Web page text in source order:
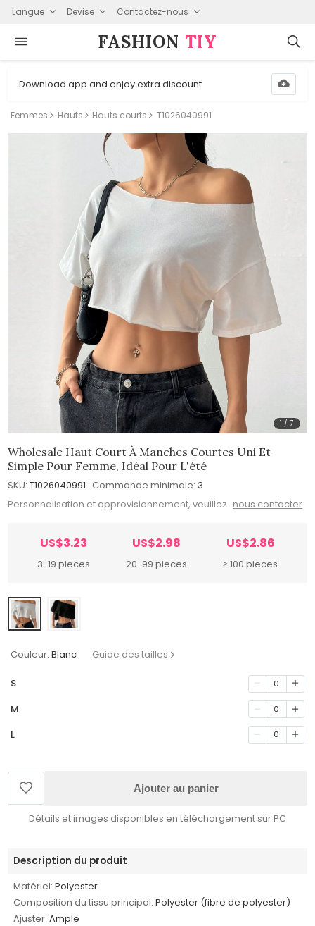
Langue Devise Contactez-nous
FASHION⁠ TIY
Download app and enjoy extra discount
Femmes Hauts Hauts courts T1026040991
1 /7
Wholesale Haut Court À Manches Courtes Uni Et
Simple Pour Femme, Idéal Pour L'été
SKU: T1026040991 Commande minimale: 3
Personnalisation et approvisionnement, veuillez nous contacter
US$3.23
3-19 pieces
US$2.98
20-99 pieces
US$2.86
≥ 100 pieces
Couleur: Blanc Guide des tailles
S 0
M 0
L 0
Ajouter au panier
Détails et images disponibles en téléchargement sur PC
Description du produit
Matériel: Polyester
Composition du tissu principal: Polyester (fibre de polyester)
Ajuster: Ample